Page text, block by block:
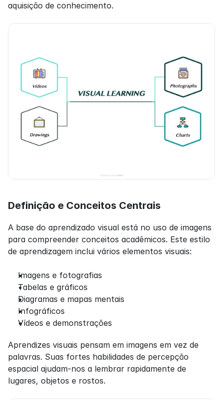
aquisição de conhecimento.
Definição e Conceitos Centrais
A base do aprendizado visual está no uso de imagens
para compreender conceitos acadêmicos. Este estilo
de aprendizagem inclui vários elementos visuais:
Imagens e fotografias
Tabelas e gráficos
Diagramas e mapas mentais
Infográficos
Vídeos e demonstrações
Aprendizes visuais pensam em imagens em vez de
palavras. Suas fortes habilidades de percepção
espacial ajudam-nos a lembrar rapidamente de
lugares, objetos e rostos.